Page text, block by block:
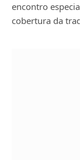
encontro
cobertura da